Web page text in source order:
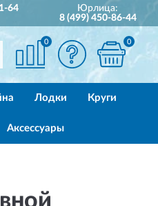
ПОЛНЫЙ
64
Юрлица:
8 (499) 450-86-44
0 0
Лодки Круги
Аксессуары